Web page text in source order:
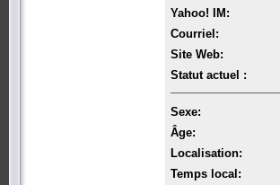
Yahoo! IM:
Courriel:
Site Web:
Statut actuel :
Sexe:
Âge:
Localisation:
Temps local: